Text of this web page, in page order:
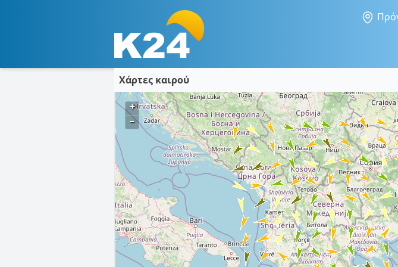
Χάρτες καιρού
+
–